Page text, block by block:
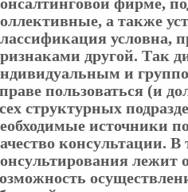
фирме,
а также
условна,
другой. Так
и
пользоваться (и
структурных
источники
консультации.
лежит